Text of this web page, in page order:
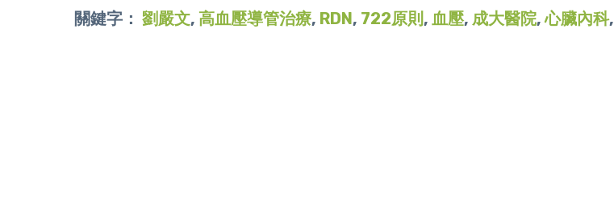
關鍵字： 劉嚴文, 高血壓導管治療, RDN, 722原則 , 血壓, 成大醫院,心臟內科,